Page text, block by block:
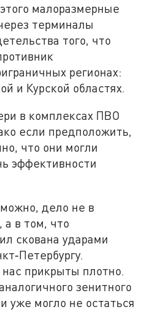
малоразмерные
терминалы
того, что
регионах:
и Курской областях.
в комплексах ПВО
если предположить,
что они могли
эффективности
дело не в
в том, что
скована ударами
прикрыты плотно.
зенитного
уже могло не остаться